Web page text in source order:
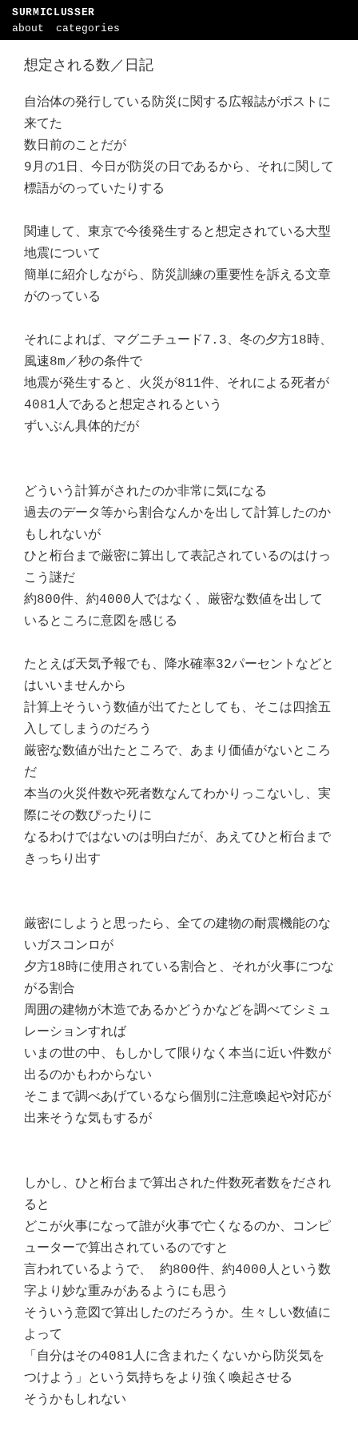
SURMICLUSSER
about
categories
想定される数／日記
自治体の発行している防災に関する広報誌がポストに
来てた
数日前のことだが
9月の1日、今日が防災の日であるから、それに関して
標語がのっていたりする
関連して、東京で今後発生すると想定されている大型
地震について
簡単に紹介しながら、防災訓練の重要性を訴える文章
がのっている
それによれば、マグニチュード7.3、冬の夕方18時、
風速8m／秒の条件で
地震が発生すると、火災が811件、それによる死者が
4081人であると想定されるという
ずいぶん具体的だが
どういう計算がされたのか非常に気になる
過去のデータ等から割合なんかを出して計算したのか
もしれないが
ひと桁台まで厳密に算出して表記されているのはけっ
こう謎だ
約800件、約4000人ではなく、厳密な数値を出して
いるところに意図を感じる
たとえば天気予報でも、降水確率32パーセントなどと
はいいませんから
計算上そういう数値が出てたとしても、そこは四捨五
入してしまうのだろう
厳密な数値が出たところで、あまり価値がないところ
だ
本当の火災件数や死者数なんてわかりっこないし、実
際にその数ぴったりに
なるわけではないのは明白だが、あえてひと桁台まで
きっちり出す
厳密にしようと思ったら、全ての建物の耐震機能のな
いガスコンロが
夕方18時に使用されている割合と、それが火事につな
がる割合
周囲の建物が木造であるかどうかなどを調べてシミュ
レーションすれば
いまの世の中、もしかして限りなく本当に近い件数が
出るのかもわからない
そこまで調べあげているなら個別に注意喚起や対応が
出来そうな気もするが
しかし、ひと桁台まで算出された件数死者数をだされ
ると
どこが火事になって誰が火事で亡くなるのか、コンピ
ューターで算出されているのですと
言われているようで、 約800件、約4000人という数
字より妙な重みがあるようにも思う
そういう意図で算出したのだろうか。生々しい数値に
よって
「自分はその4081人に含まれたくないから防災気を
つけよう」という気持ちをより強く喚起させる
そうかもしれない